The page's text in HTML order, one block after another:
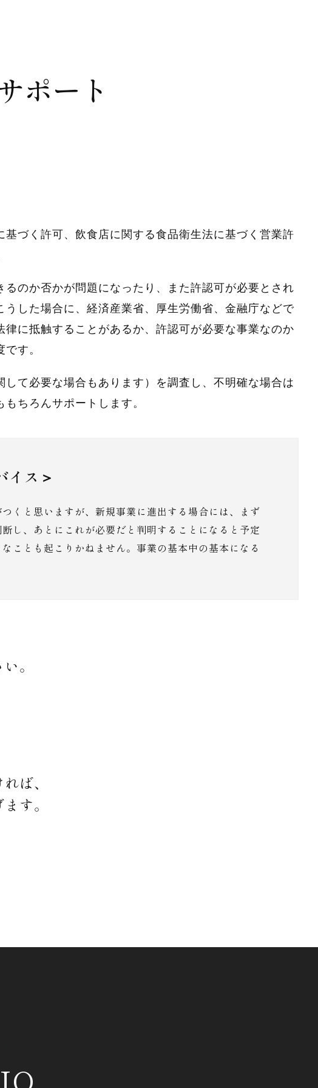
ポート
づく許可、飲食店に関する食品衛生法に基づく営業許
のか否かが問題になったり、また許認可が必要とされ
した場合に、経済産業省、厚生労働省、金融庁などで
に抵触することがあるか、許認可が必要な事業なのか
す。
て必要な場合もあります）を調査し、不明確な場合は
ちろんサポートします。
イス＞
くと思いますが、新規事業に進出する場合には、まず
し、あとにこれが必要だと判明することになると予定
ことも起こりかねません。事業の基本中の基本になる
。
ば、
す。